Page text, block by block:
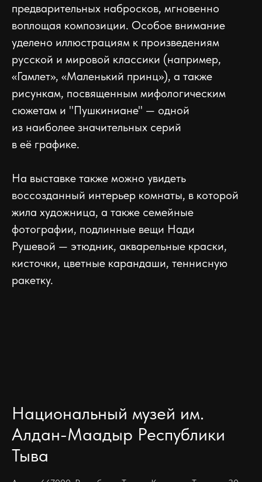
предварительных набросков, мгновенно
воплощая композиции. Особое внимание
уделено иллюстрациям к произведениям
русской и мировой классики (например,
«Гамлет», «Маленький принц»), а также
рисункам, посвященным мифологическим
сюжетам и "Пушкиниане" — одной
из наиболее значительных серий
в её графике.
На выставке также можно увидеть
воссозданный интерьер комнаты, в которой
жила художница, а также семейные
фотографии, подлинные вещи Нади
Рушевой — этюдник, акварельные краски,
кисточки, цветные карандаши, теннисную
ракетку.
Национальный музей им.
Алдан-Маадыр Республики
Тыва